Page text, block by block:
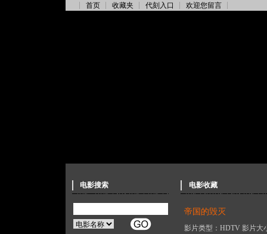
首页 收藏夹 代刻入口 欢迎您留言
电影搜索 电影收藏
帝国的毁灭
影片类型：HDTV 影片大